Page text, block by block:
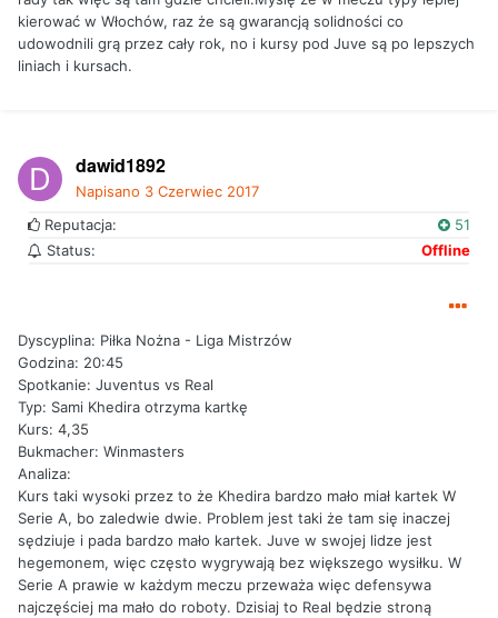
kierować w Włochów, raz że są gwarancją solidności co
udowodnili grą przez cały rok, no i kursy pod Juve są po lepszych
liniach i kursach.
dawid1892
Napisano 3 Czerwiec 2017
Reputacja:
51
Status:
Offline
Dyscyplina: Piłka Nożna - Liga Mistrzów
Godzina: 20:45
Spotkanie: Juventus vs Real
Typ: Sami Khedira otrzyma kartkę
Kurs: 4,35
Bukmacher: Winmasters
Analiza:
Kurs taki wysoki przez to że Khedira bardzo mało miał kartek W
Serie A, bo zaledwie dwie. Problem jest taki że tam się inaczej
sędziuje i pada bardzo mało kartek. Juve w swojej lidze jest
hegemonem, więc często wygrywają bez większego wysiłku. W
Serie A prawie w każdym meczu przeważa więc defensywa
najczęściej ma mało do roboty. Dzisiaj to Real będzie stroną